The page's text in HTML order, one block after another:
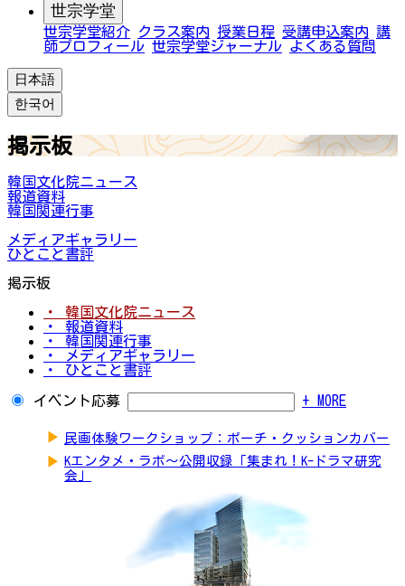
世宗学堂
世宗学堂紹介 クラス案内 授業日程 受講申込案内 講
師プロフィール 世宗学堂ジャーナル よくある質問
日本語
한국어
掲示板
韓国文化院ニュース
報道資料
韓国関連行事
メディアギャラリー
ひとこと書評
掲示板
・ 韓国文化院ニュース
・ 報道資料
・ 韓国関連行事
・ メディアギャラリー
・ ひとこと書評
イベント応募 + MORE
▶ 民画体験ワークショップ：ポーチ・クッションカバー
▶ Kエンタメ・ラボ～公開収録「集まれ！K-ドラマ研究
会」